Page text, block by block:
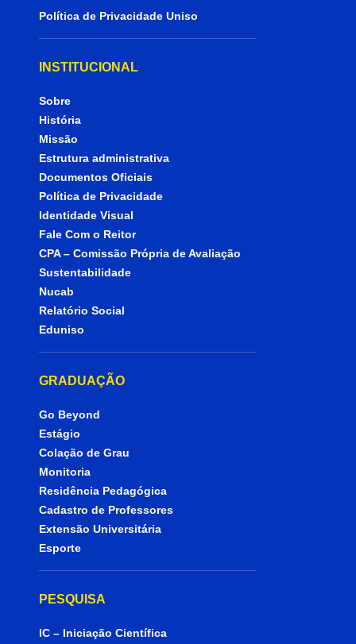
Política de Privacidade Uniso
INSTITUCIONAL
Sobre
História
Missão
Estrutura administrativa
Documentos Oficiais
Política de Privacidade
Identidade Visual
Fale Com o Reitor
CPA – Comissão Própria de Avaliação
Sustentabilidade
Nucab
Relatório Social
Eduniso
GRADUAÇÃO
Go Beyond
Estágio
Colação de Grau
Monitoria
Residência Pedagógica
Cadastro de Professores
Extensão Universitária
Esporte
PESQUISA
IC – Iniciação Científica